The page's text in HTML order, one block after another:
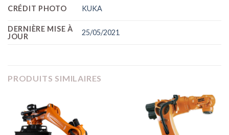
CRÉDIT PHOTO KUKA
DERNIÈRE MISE À
JOUR
25/05/2021
PRODUITS SIMILAIRES